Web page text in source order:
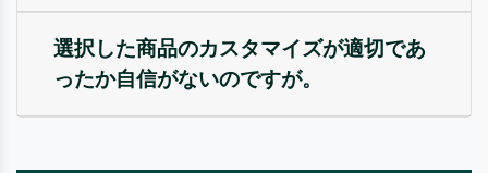
選択した商品のカスタマイズが適切であ
ったか自信がないのですが。